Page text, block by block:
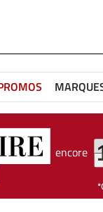
encore